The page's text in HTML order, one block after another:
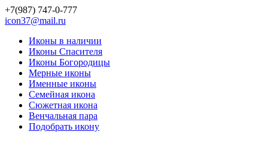
+7(987) 747-0-777
icon37@mail.ru
Иконы в наличии
Иконы Спасителя
Иконы Богородицы
Мерные иконы
Именные иконы
Семейная икона
Сюжетная икона
Венчальная пара
Подобрать икону